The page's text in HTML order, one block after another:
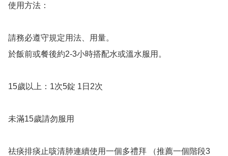
使用方法：
請務必遵守規定用法、用量。
於飯前或餐後約2-3小時搭配水或溫水服用。
15歲以上：1次5錠 1日2次
未滿15歲請勿服用
祛痰排痰止咳清肺連續使用一個多禮拜 （推薦一個階段3